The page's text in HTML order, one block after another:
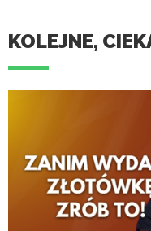
KOLEJNE,